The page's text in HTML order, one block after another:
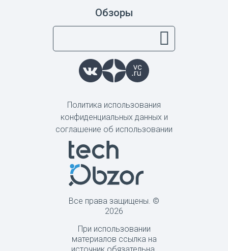
Все права защищены. ©
2026
При использовании
материалов ссылка на
Обзоры
Политика использования
конфиденциальных данных и
соглашение об использовании